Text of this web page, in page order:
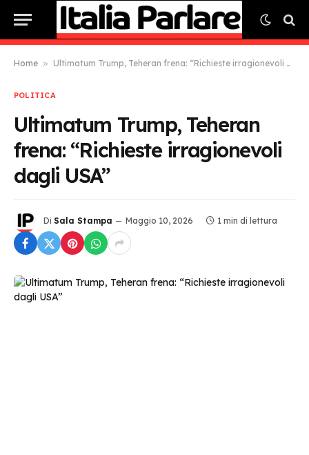
Home » Ultimatum Trump, Teheran frena: “Richieste irragionevoli dagli USA”
POLITICA
Ultimatum Trump, Teheran
frena: “Richieste irragionevoli
dagli USA”
Di Sala Stampa Maggio 10, 2026 1 min di lettura